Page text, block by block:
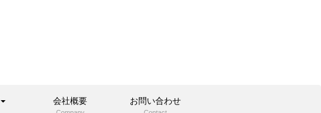
会社概要 お問い合わせ